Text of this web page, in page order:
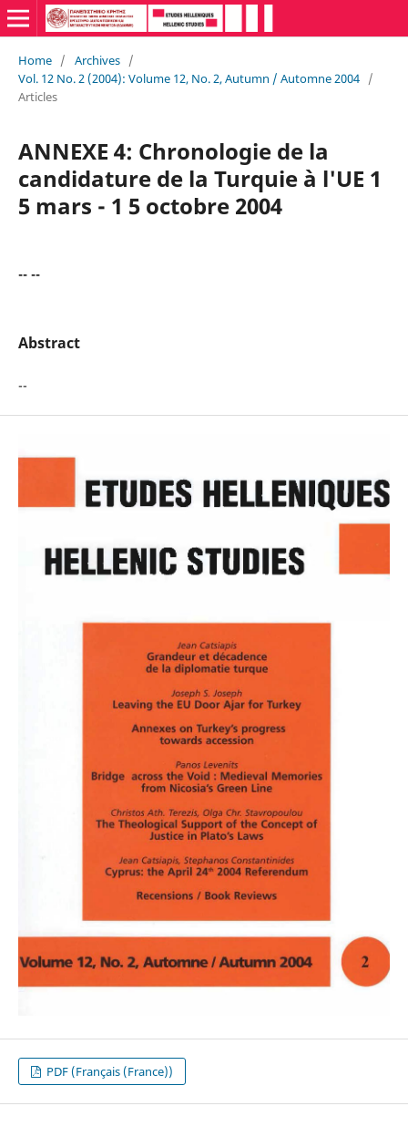
Home / Archives /
Vol. 12 No. 2 (2004): Volume 12, No. 2, Autumn / Automne 2004 /
Articles
ANNEXE 4: Chronologie de la
candidature de la Turquie à l'UE 1
5 mars - 1 5 octobre 2004
-- --
Abstract
--
PDF (Français (France))